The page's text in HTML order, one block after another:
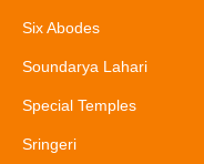
Six Abodes
Soundarya Lahari
Special Temples
Sringeri